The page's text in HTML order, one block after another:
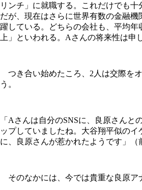
リンチ」に就職する。これだけでも十
だが、現在はさらに世界有数の金融
躍している。どちらの会社も、平均年
上」といわれる。Aさんの将来性は申
つき合い始めたころ、2人は交際を
う。
「Aさんは自分のSNSに、良原さんと
ップしていましたね。大谷翔平似の
に、良原さんが惹かれたようです」（
そのなかには、今では貴重な良原ア